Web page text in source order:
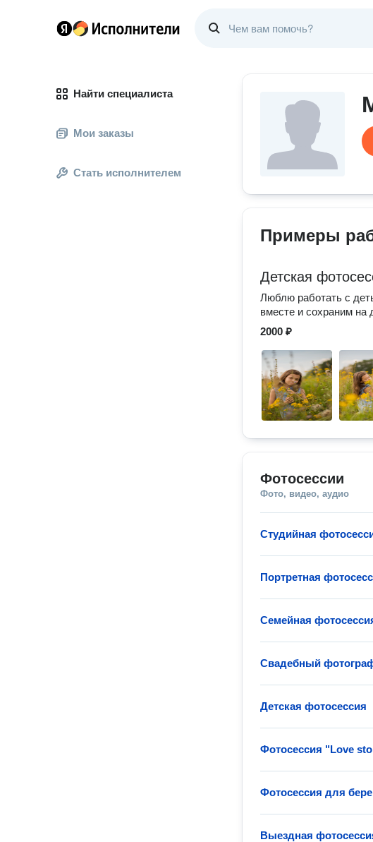
Найти специалиста
Мои заказы
Стать исполнителем
Примеры
Детская
Люблю работать с
вместе и сохраним на
2000 ₽
Фотосессии
Фото, видео, аудио
Студийная
Портретная
Семейная
Свадебный
Детская фотосессия
Фотосессия "Love
Фотосессия для
Выездная